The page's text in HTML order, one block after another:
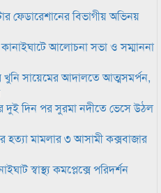
ফেডারেশানের বিভাগীয় অভিনয়
আলোচনা সভা ও সম্মাননা
খুনি সায়েমের আদালতে আত্মসমর্পন,
দুই দিন পর সুরমা নদীতে ভেসে উঠল
হত্যা মামলার ৩ আসামী কক্সবাজার
স্বাস্থ্য কমপ্লেক্সে পরিদর্শন